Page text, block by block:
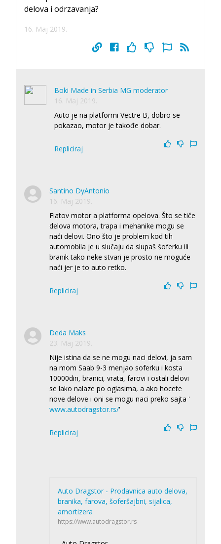
delova i odrzavanja?
16. Maj 2019.
Boki Made in Serbia MG moderator
16. Maj 2019.
Auto je na platformi Vectre B, dobro se
pokazao, motor je takođe dobar.
Repliciraj
Santino DyAntonio
16. Maj 2019.
Fiatov motor a platforma opelova. Što se tiče
delova motora, trapa i mehanike mogu se
naći delovi. Ono što je problem kod tih
automobila je u slučaju da slupaš šoferku ili
branik tako neke stvari je prosto ne moguće
naći jer je to auto retko.
Repliciraj
Deda Maks
23. Maj 2019.
Nije istina da se ne mogu naci delovi, ja sam
na mom Saab 9-3 menjao soferku i kosta
10000din, branici, vrata, farovi i ostali delovi
se lako nalaze po oglasima, a ako hocete
nove delove i oni se mogu naci preko sajta '
www.autodragstor.rs/'
Repliciraj
Auto Dragstor - Prodavnica auto delova,
branika, farova, šoferšajbni, sijalica,
amortizera
https://www.autodragstor.rs